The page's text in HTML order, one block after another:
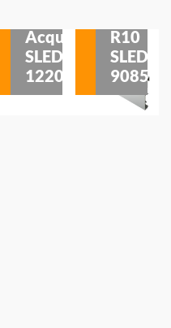
Acqua
SLED
1220
R10
SLED
9085